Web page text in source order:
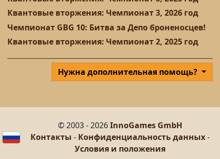
Квантовые вторжения: Чемпионат 3, 2026 год
Чемпионат GBG 10: Битва за Депо броненосцев!
Квантовые вторжения: Чемпионат 2, 2025 год
Нужна дополнительная помощь?
© 2003 - 2026InnoGames GmbH
Контакты - Конфиденциальность данных-
Условия и положения